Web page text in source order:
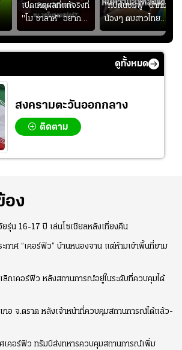
อ
เปิดเหตุผลที่แท้จริงที่
"โม ซาลาห์" อยาก
ย้ายซบ "แทร็บซอนส
ปอร์"
"กัปตันชมพู่" นำทีม
น้องๆ ตบสาวไทย
ปล่อยจอย โชว์ลูกคอ
สเต็ปเต้น "เปิดใจ
สาวแต"
ดูทั้งหมด
สงครามตะวันออกกลาง
ติดตาม
อง
รุ่น 16-17 ปี เล่นโซเชียลหลังเที่ยงคืน
กาศ “เคอร์ฟิว” บ้านหนองจาน แต่ห้ามเข้าพื้นที่ยาม
ลิกเคอร์ฟิว หลังสถานการณ์อยู่ในระดับที่ควบคุมได้
ภอ จ.ตราด หลังเจ้าหน้าที่ควบคุมสถานการณ์ได้แล้ว-
เคอร์ฟิว ทรัมป์ส่งทหารควบคุมสถานการณ์เพิ่ม